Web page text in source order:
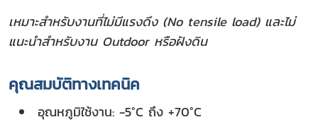
เหมาะสำหรับงานที่ไม่มีแรงดึง (No tensile load) และไม่
แนะนำสำหรับงาน Outdoor หรือฝังดิน
คุณสมบัติทางเทคนิค
อุณหภูมิใช้งาน: -5°C ถึง +70°C